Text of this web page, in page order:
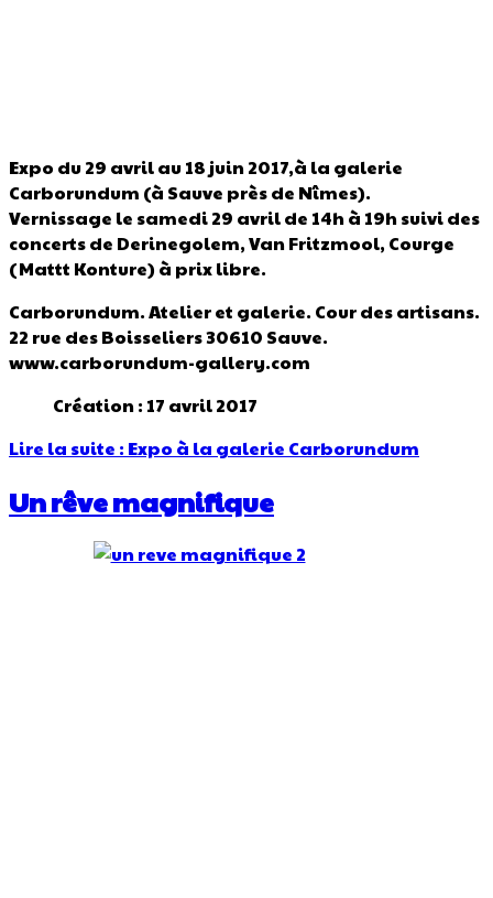
Expo du 29 avril au 18 juin 2017,à la galerie
Carborundum (à Sauve près de Nîmes).
Vernissage le samedi 29 avril de 14h à 19h suivi des
concerts de Derinegolem,Van Fritzmool, Courge
(Mattt Konture) à prix libre.
Carborundum. Atelier et galerie. Cour des artisans.
22 rue des Boisseliers 30610 Sauve.
www.carborundum-gallery.com
Création : 17 avril 2017
Lire la suite : Expo à la galerie Carborundum
Un rêve magnifique